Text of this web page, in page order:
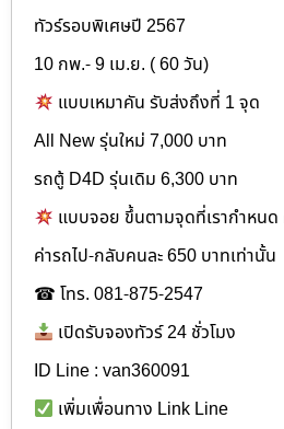
ทัวร์รอบพิเศษปี 2567
10 กพ.- 9 เม.ย. ( 60 วัน)
แบบเหมาคัน รับส่งถึงที่ 1 จุด
All New รุ่นใหม่ 7,000 บาท
รถตู้ D4D รุ่นเดิม 6,300 บาท
แบบจอย ขึ้นตามจุดที่เรากำหนด
ค่ารถไป-กลับคนละ 650 บาทเท่านั้น
☎ โทร. 081-875-2547
เปิดรับจองทัวร์ 24 ชั่วโมง
ID Line : van360091
เพิ่มเพื่อนทาง Link Line